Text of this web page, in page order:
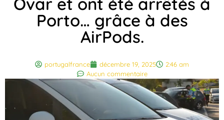
Porto… grâce à des
AirPods.
portugalfrance décembre 19, 2025
2:46 am
Aucun commentaire